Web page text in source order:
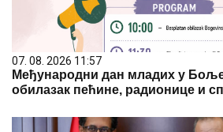
07. 08. 2026 11:57
Међународни дан младих у
обилазак пећине, радионице и